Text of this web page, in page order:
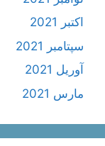
اکتبر 2021
سپتامبر 2021
آوریل 2021
مارس 2021